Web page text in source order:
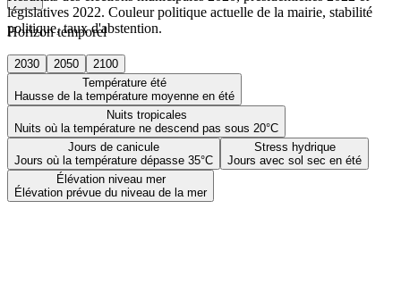
Horizon temporel
2030 2050
2100
Température été
Hausse de la température moyenne en été
Nuits tropicales
Nuits où la température ne descend pas sous 20°C
Jours de canicule
Jours où la température dépasse 35°C
Stress hydrique
Jours avec sol sec en été
Élévation niveau mer
Élévation prévue du niveau de la mer
législatives 2022. Couleur politique actuelle de la mairie, stabilité
politique, taux d'abstention.